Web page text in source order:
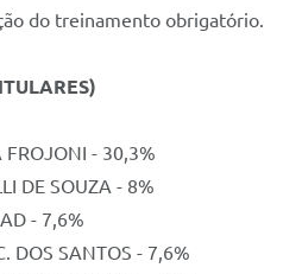
do treinamento obrigatório.
- 30,3%
SOUZA - 8%
- 7,6%
SANTOS - 7,6%